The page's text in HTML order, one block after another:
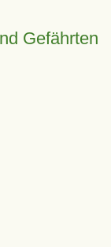
Gefährten